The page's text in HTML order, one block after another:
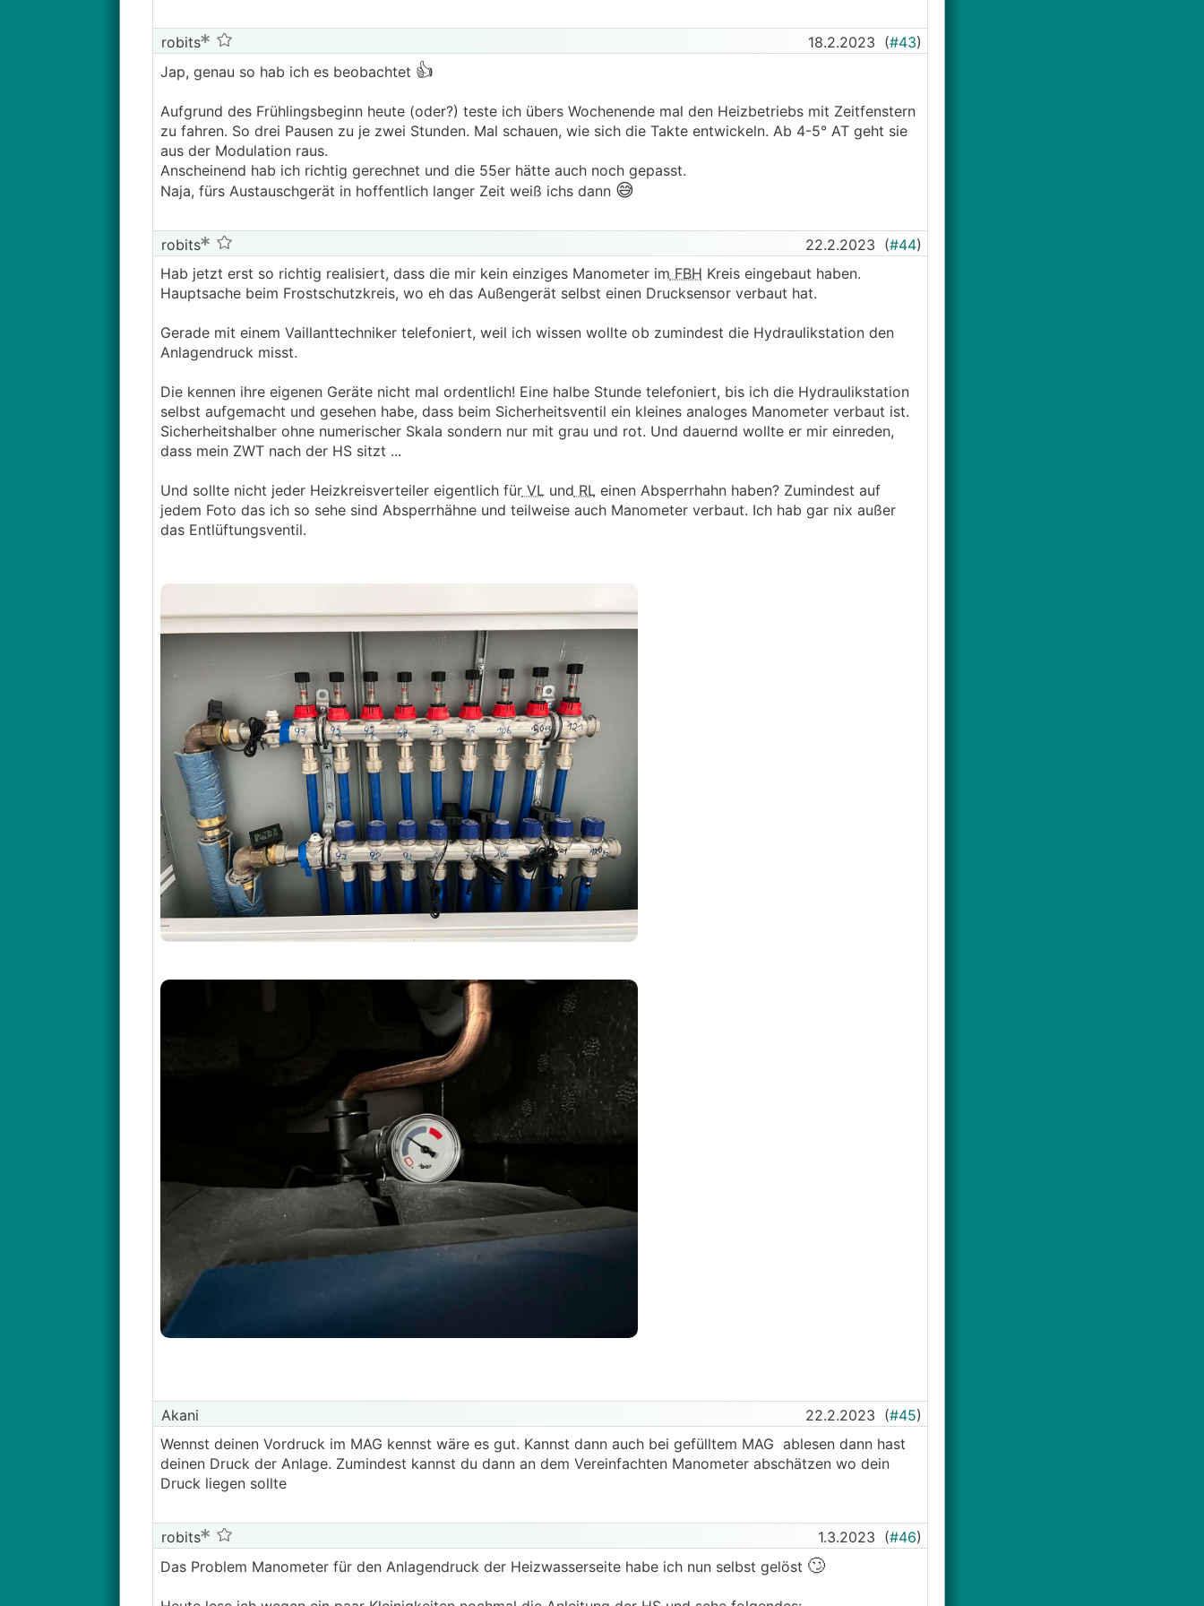
robits 18.2.2023 (#43)
Jap, genau so hab ich es beobachtet 👍
Aufgrund des Frühlingsbeginn heute (oder?) teste ich übers Wochenende mal den Heizbetriebs mit Zeitfenstern
zu fahren. So drei Pausen zu je zwei Stunden. Mal schauen, wie sich die Takte entwickeln. Ab 4-5° AT geht sie
aus der Modulation raus.
Anscheinend hab ich richtig gerechnet und die 55er hätte auch noch gepasst.
Naja, fürs Austauschgerät in hoffentlich langer Zeit weiß ichs dann 😅
robits 22.2.2023 (#44)
Hab jetzt erst so richtig realisiert, dass die mir kein einziges Manometer im FBH Kreis eingebaut haben.
Hauptsache beim Frostschutzkreis, wo eh das Außengerät selbst einen Drucksensor verbaut hat.
Gerade mit einem Vaillanttechniker telefoniert, weil ich wissen wollte ob zumindest die Hydraulikstation den
Anlagendruck misst.
Die kennen ihre eigenen Geräte nicht mal ordentlich! Eine halbe Stunde telefoniert, bis ich die Hydraulikstation
selbst aufgemacht und gesehen habe, dass beim Sicherheitsventil ein kleines analoges Manometer verbaut ist.
Sicherheitshalber ohne numerischer Skala sondern nur mit grau und rot. Und dauernd wollte er mir einreden,
dass mein ZWT nach der HS sitzt ...
Und sollte nicht jeder Heizkreisverteiler eigentlich fürVLund RLeinen Absperrhahn haben? Zumindest auf
jedem Foto das ich so sehe sind Absperrhähne und teilweise auch Manometer verbaut. Ich hab gar nix außer
das Entlüftungsventil.
Akani 22.2.2023 (#45)
Wennst deinen Vordruck im MAG kennst wäre es gut. Kannst dann auch bei gefülltem MAG ablesen dann hast
deinen Druck der Anlage. Zumindest kannst du dann an dem Vereinfachten Manometer abschätzen wo dein
Druck liegen sollte
robits 1.3.2023 (#46)
Das Problem Manometer für den Anlagendruck der Heizwasserseite habe ich nun selbst gelöst 🙄